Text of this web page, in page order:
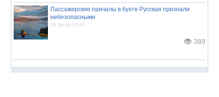
Пассажирские причалы в бухте Русская признали
небезопасными
28 Июля 18:43
389